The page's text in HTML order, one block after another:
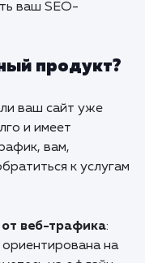
продукт?
вы только
для вас.
поможет вам
и начать
компаниям,
полезна.